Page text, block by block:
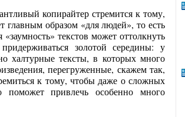
копирайтер стремится к тому,
главным образом «для людей», то есть
текстов может оттолкнуть
золотой середины: у
халтурные тексты, в которых много
перегруженные, скажем так,
к тому, чтобы даже о сложных
поможет привлечь особенно много